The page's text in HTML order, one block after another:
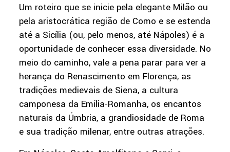
Um roteiro que se inicie pela elegante Milão ou
pela aristocrática região de Como e se estenda
até a Sicília (ou, pelo menos, até Nápoles) é a
oportunidade de conhecer essa diversidade. No
meio do caminho, vale a pena parar para ver a
herança do Renascimento em Florença, as
tradições medievais de Siena, a cultura
camponesa da Emília-Romanha, os encantos
naturais da Úmbria, a grandiosidade de Roma
e sua tradição milenar, entre outras atrações.